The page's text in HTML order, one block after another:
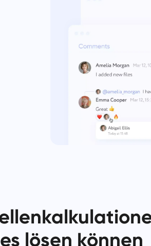
lösen können